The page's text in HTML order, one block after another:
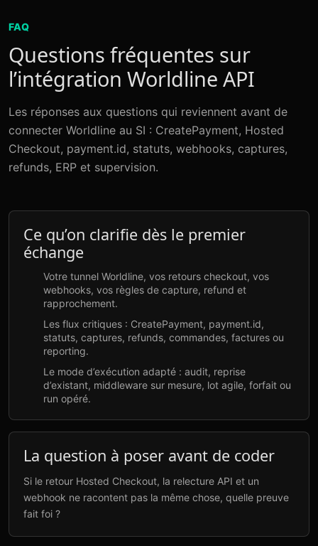
FAQ
Questions fréquentes sur
l’intégration Worldline API
Les réponses aux questions qui reviennent avant de
connecter Worldline au SI : CreatePayment, Hosted
Checkout, payment.id, statuts, webhooks, captures,
refunds, ERP et supervision.
Ce qu’on clarifie dès le premier
échange
Votre tunnel Worldline, vos retours checkout, vos
webhooks, vos règles de capture, refund et
rapprochement.
Les flux critiques : CreatePayment, payment.id,
statuts, captures, refunds, commandes, factures ou
reporting.
Le mode d’exécution adapté : audit, reprise
d’existant, middleware sur mesure, lot agile, forfait ou
run opéré.
La question à poser avant de coder
Si le retour Hosted Checkout, la relecture API et un
webhook ne racontent pas la même chose, quelle preuve
fait foi ?